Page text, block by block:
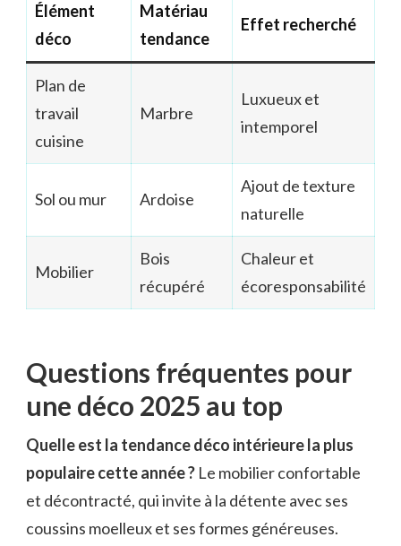
Élément
déco
Matériau
tendance
Effet recherché
Plan de
travail
cuisine
Marbre
Luxueux et
intemporel
Sol ou mur Ardoise
Ajout de texture
naturelle
Mobilier
Bois
récupéré
Chaleur et
écoresponsabilité
Questions fréquentes pour
une déco 2025 au top
Quelle est la tendance déco intérieure la plus
populaire cette année ? Le mobilier confortable
et décontracté, qui invite à la détente avec ses
coussins moelleux et ses formes généreuses.